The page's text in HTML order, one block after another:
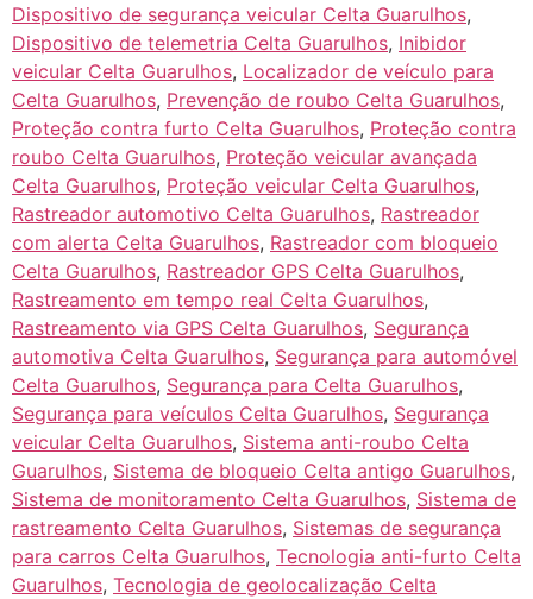
Dispositivo de segurança veicular Celta Guarulhos,
Dispositivo de telemetria Celta Guarulhos, Inibidor
veicular Celta Guarulhos, Localizador de veículo para
Celta Guarulhos, Prevenção de roubo Celta Guarulhos,
Proteção contra furto Celta Guarulhos, Proteção contra
roubo Celta Guarulhos, Proteção veicular avançada
Celta Guarulhos, Proteção veicular Celta Guarulhos,
Rastreador automotivo Celta Guarulhos, Rastreador
com alerta Celta Guarulhos, Rastreador com bloqueio
Celta Guarulhos, Rastreador GPS Celta Guarulhos,
Rastreamento em tempo real Celta Guarulhos,
Rastreamento via GPS Celta Guarulhos, Segurança
automotiva Celta Guarulhos, Segurança para automóvel
Celta Guarulhos, Segurança para Celta Guarulhos,
Segurança para veículos Celta Guarulhos, Segurança
veicular Celta Guarulhos, Sistema anti-roubo Celta
Guarulhos, Sistema de bloqueio Celta antigo Guarulhos,
Sistema de monitoramento Celta Guarulhos, Sistema de
rastreamento Celta Guarulhos, Sistemas de segurança
para carros Celta Guarulhos, Tecnologia anti-furto Celta
Guarulhos, Tecnologia de geolocalização Celta